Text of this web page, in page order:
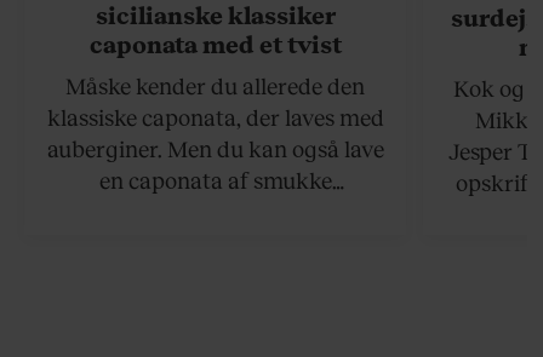
sicilianske klassiker
caponata med et tvist
Måske kender du allerede den
klassiske caponata, der laves med
auberginer. Men du kan også lave
en caponata af smukke
Kok og
Jesper
opskrift